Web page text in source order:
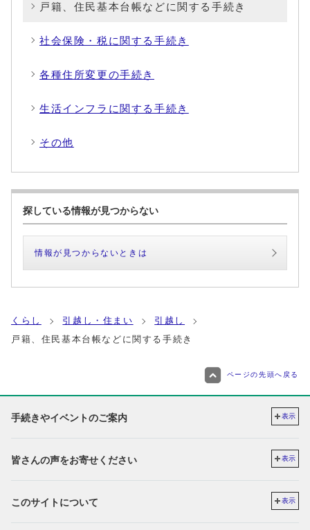
戸籍、住民基本台帳などに関する手続き
社会保険・税に関する手続き
各種住所変更の手続き
生活インフラに関する手続き
その他
探している情報が見つからない
情報が見つからないときは
くらし 引越し・住まい
引越し
戸籍、住民基本台帳などに関する手続き
ページの先頭へ戻る
手続きやイベントのご案内 表示
皆さんの声をお寄せください 表示
このサイトについて 表示